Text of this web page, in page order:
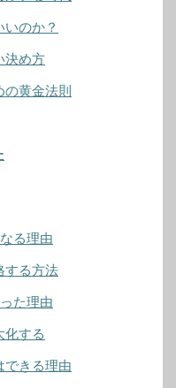
のか？
決め方
黄金法則
る理由
する方法
た理由
化する
できる理由